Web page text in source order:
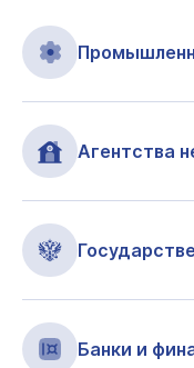
Агентства
Банки и